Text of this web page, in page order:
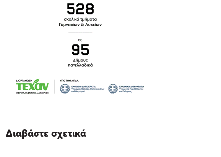
Διαβάστε σχετικά